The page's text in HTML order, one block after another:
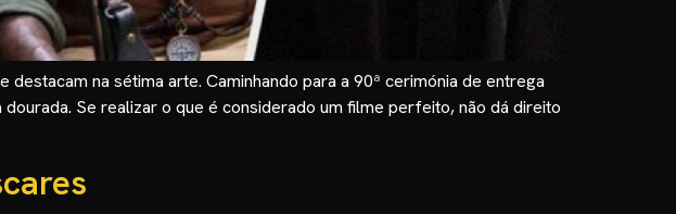
na sétima arte. Caminhando para a 90ª cerimónia de entrega
Se realizar o que é considerado um filme perfeito, não dá direito